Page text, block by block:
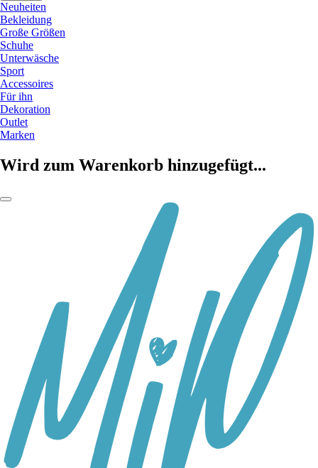
Neuheiten
Bekleidung
Große Größen
Schuhe
Unterwäsche
Sport
Accessoires
Für ihn
Dekoration
Outlet
Marken
Wird zum Warenkorb hinzugefügt...